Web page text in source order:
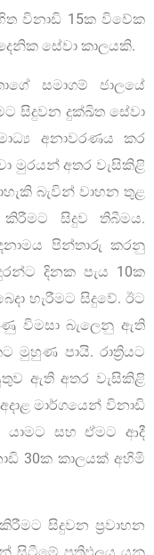
විනාඩි 15ක විවේක
සේවා කාලයකි.
සමාගම් ජාලයේ
සිදුවන දුක්ඛිත සේවා
අනාවරණය කර
මුරයන් අතර වැසිකිළි
බැවින් වාහන තුළ
කිරීමට සිදුව තිබීමය.
පින්තාරු කරනු
දිනක පැය 10ක
හැරීමට සිදුවේ. ඊට
විමසා බැලෙනු ඇති
මුහුණ පායි. රාත්‍රියට
ඇති අතර වැසිකිළි
මාර්ගයෙන් විනාඩි
යාමට සහ ඒමට ආදී
30ක කාලයක් අහිමි
සිදුවන ප්‍රවාහන
සිටීමේ ප්‍රතිඵලය යනු